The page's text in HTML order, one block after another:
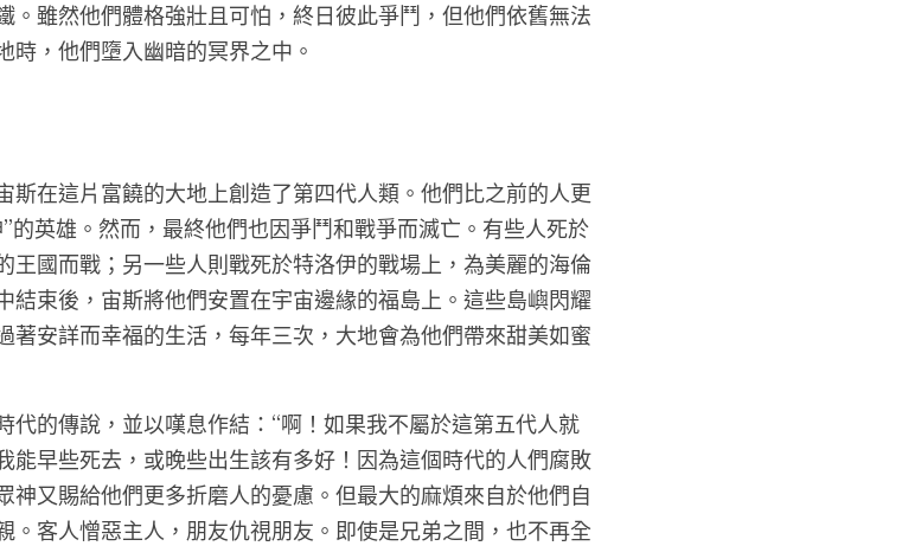
。雖然他們體格強壯且可怕，終日彼此爭鬥，但他們依舊無法
時，他們墮入幽暗的冥界之中。
斯在這片富饒的大地上創造了第四代人類。他們比之前的人更